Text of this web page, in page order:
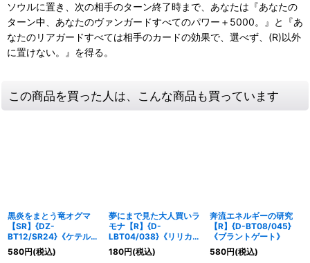
ソウルに置き、次の相手のターン終了時まで、あなたは『あなたの
ターン中、あなたのヴァンガードすべてのパワー＋5000。』と『あ
なたのリアガードすべては相手のカードの効果で、選べず、(R)以外
に置けない。』を得る。
この商品を買った人は、こんな商品も買っています
黒炎をまとう竜オグマ
【SR】{DZ-
BT12/SR24}《ケテルサ
ンクチュアリ》
580円(税込)
夢にまで見た大人買いラ
モナ【R】{D-
LBT04/038}《リリカル
モナステリオ》
180円(税込)
奔流エネルギーの研究
【R】{D-BT08/045}
《ブラントゲート》
580円(税込)